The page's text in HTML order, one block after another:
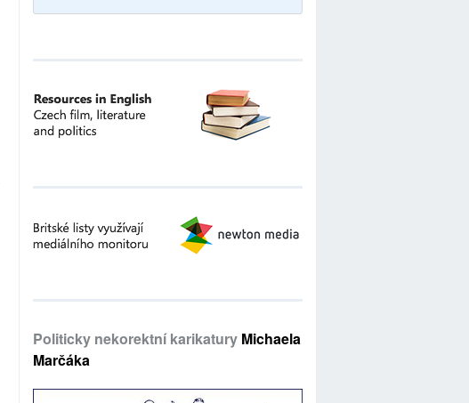
Politicky nekorektní karikatury Michaela
Marčáka